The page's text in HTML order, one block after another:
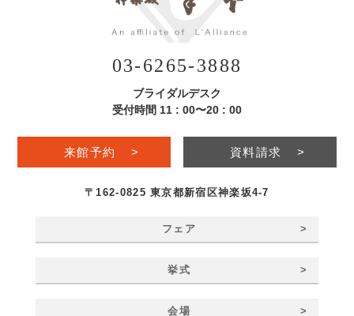
03-6265-3888
ブライダルデスク
受付時間 11 : 00〜20 : 00
来館予約 > 資料請求 >
〒162-0825 東京都新宿区神楽坂4-7
フェア >
挙式 >
会場 >